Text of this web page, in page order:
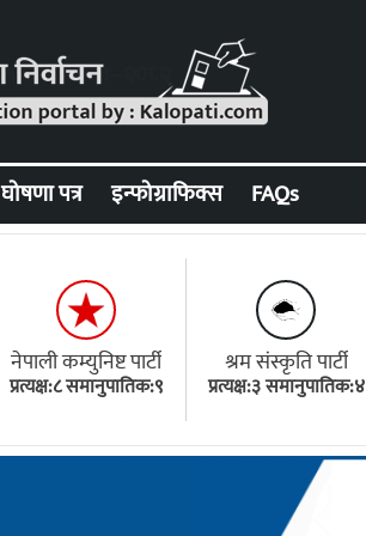
घोषणा पत्र इन्फोग्राफिक्स FAQs
नेपाली कम्युनिष्ट पार्टी
प्रत्यक्ष:८ समानुपातिक:९
श्रम संस्कृति पार्टी
प्रत्यक्ष:३ समानुपातिक:४